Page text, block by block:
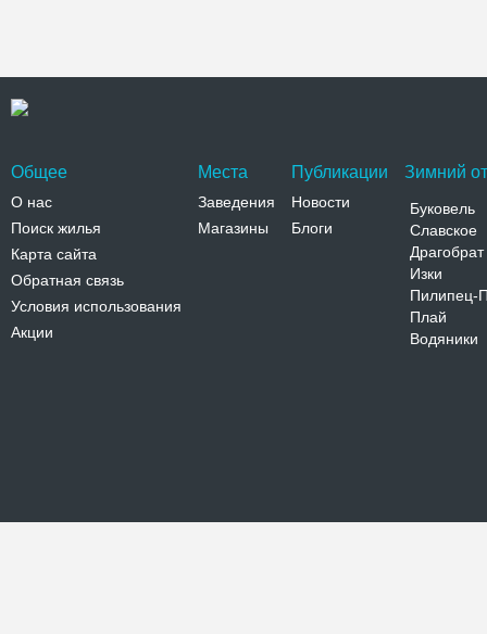
Общее
О нас
Поиск жилья
Карта сайта
Обратная связь
Условия использования
Акции
Места
Заведения
Магазины
Публикации
Новости
Блоги
Зимний
Буковель
Славское
Драгобрат
Изки
Пилипец-
Плай
Водяники